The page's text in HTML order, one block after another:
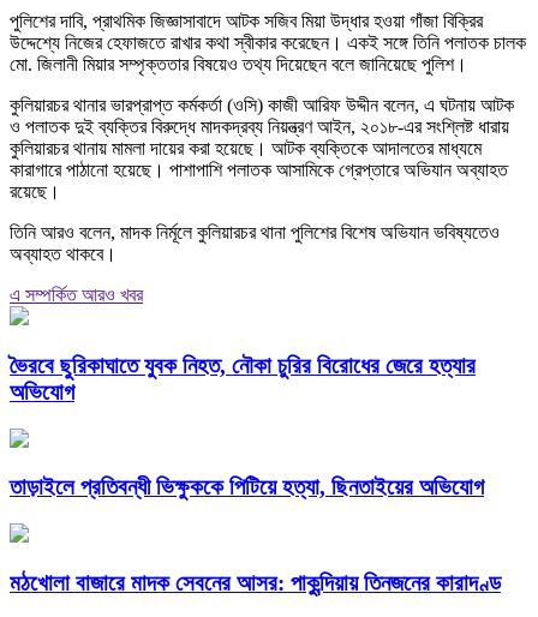
পুলিশের দাবি, প্রাথমিক জিজ্ঞাসাবাদে আটক সজিব মিয়া উদ্ধার হওয়া গাঁজা বিক্রির
উদ্দেশ্যে নিজের হেফাজতে রাখার কথা স্বীকার করেছেন। একই সঙ্গে তিনি পলাতক চালক
মো. জিলানী মিয়ার সম্পৃক্ততার বিষয়েও তথ্য দিয়েছেন বলে জানিয়েছে পুলিশ।
কুলিয়ারচর থানার ভারপ্রাপ্ত কর্মকর্তা (ওসি) কাজী আরিফ উদ্দীন বলেন, এ ঘটনায় আটক
ও পলাতক দুই ব্যক্তির বিরুদ্ধে মাদকদ্রব্য নিয়ন্ত্রণ আইন, ২০১৮-এর সংশ্লিষ্ট ধারায়
কুলিয়ারচর থানায় মামলা দায়ের করা হয়েছে। আটক ব্যক্তিকে আদালতের মাধ্যমে
কারাগারে পাঠানো হয়েছে। পাশাপাশি পলাতক আসামিকে গ্রেপ্তারে অভিযান অব্যাহত
রয়েছে।
তিনি আরও বলেন, মাদক নির্মূলে কুলিয়ারচর থানা পুলিশের বিশেষ অভিযান ভবিষ্যতেও
অব্যাহত থাকবে।
এ সম্পর্কিত আরও খবর
ভৈরবে ছুরিকাঘাতে যুবক নিহত, নৌকা চুরির বিরোধের জেরে হত্যার
অভিযোগ
তাড়াইলে প্রতিবন্ধী ভিক্ষুককে পিটিয়ে হত্যা, ছিনতাইয়ের অভিযোগ
মঠখোলা বাজারে মাদক সেবনের আসর: পাকুন্দিয়ায় তিনজনের কারাদণ্ড